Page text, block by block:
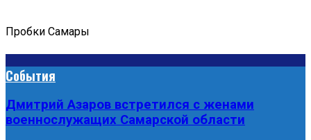
Пробки Самары
События
Дмитрий Азаров встретился с женами
военнослужащих Самарской области